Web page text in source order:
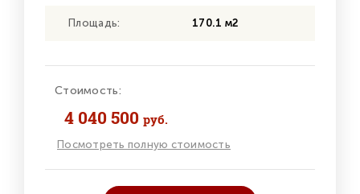
Площадь: 170.1 м2
Стоимость:
4 040 500 руб.
Посмотреть полную стоимость